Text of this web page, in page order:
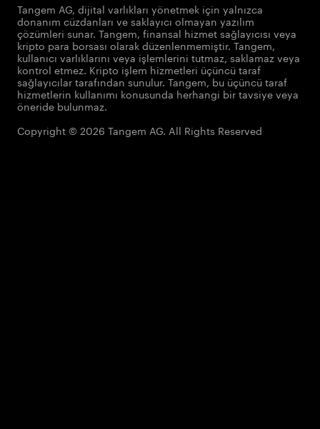
Tangem AG, dijital varlıkları yönetmek için yalnızca
donanım cüzdanları ve saklayıcı olmayan yazılım
çözümleri sunar. Tangem, finansal hizmet sağlayıcısı veya
kripto para borsası olarak düzenlenmemiştir. Tangem,
kullanıcı varlıklarını veya işlemlerini tutmaz, saklamaz veya
kontrol etmez. Kripto işlem hizmetleri üçüncü taraf
sağlayıcılar tarafından sunulur. Tangem, bu üçüncü taraf
hizmetlerin kullanımı konusunda herhangi bir tavsiye veya
öneride bulunmaz.